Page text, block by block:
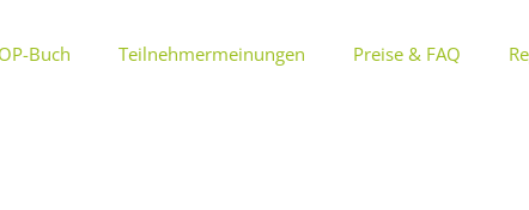
OP-Buch Teilnehmermeinungen Preise & FAQ